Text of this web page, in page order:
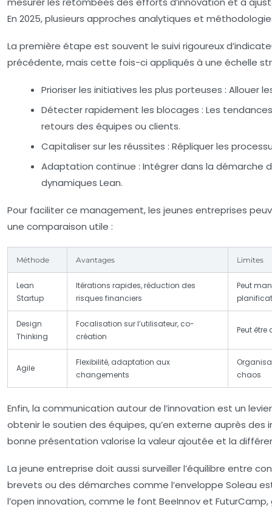
En 2025, plusieurs approches analytiques et
La première étape est souvent le suivi rigoureux
précédente, mais cette fois-ci appliqués à une échelle
Prioriser les initiatives les plus porteuses : Allouer
Détecter rapidement les blocages : Les
retours des équipes ou clients.
Capitaliser sur les réussites : Répliquer les
Adaptation continue : Intégrer dans la démarche
dynamiques Lean.
Pour faciliter ce management, les jeunes entreprises
une comparaison utile :
Méthode Avantages Limites
Lean
Startup
Itérations rapides, réduction des
risques financiers
Peut
Design
Thinking
Focalisation sur l’utilisateur, co-
création
Peut
Agile
Flexibilité, adaptation aux
changements
chaos
Enfin, la communication autour de l’innovation est un
obtenir le soutien des équipes, qu’en externe auprès
bonne présentation valorise la valeur ajoutée et la
La jeune entreprise doit aussi surveiller l’équilibre entre
brevets ou des démarches comme l’enveloppe Soleau
l’open innovation, comme le font BeeInnov et